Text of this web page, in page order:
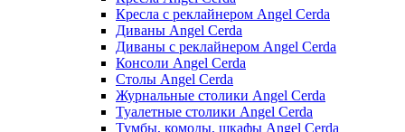
Кресла с реклайнером Angel Cerda
Диваны Angel Cerda
Диваны с реклайнером Angel Cerda
Консоли Angel Cerda
Столы Angel Cerda
Журнальные столики Angel Cerda
Туалетные столики Angel Cerda
Тумбы, комоды, шкафы Angel Cerda